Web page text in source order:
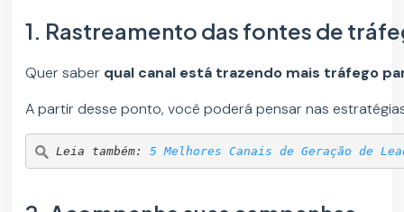
1. Rastreamento das fontes de
Quer saber qual canal está trazendo mais tráfego
A partir desse ponto, você poderá pensar nas
Leia também: 5 Melhores Canais de Geração de